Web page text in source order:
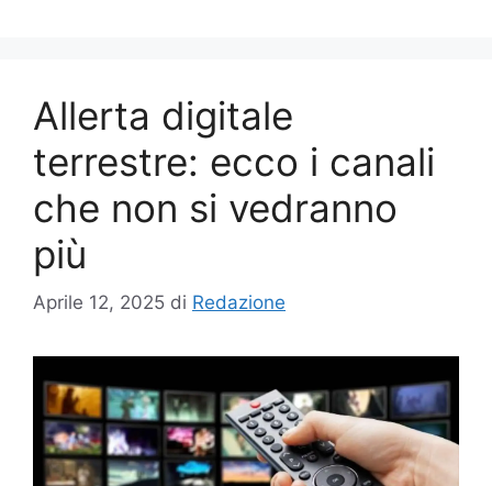
Allerta digitale
terrestre: ecco i canali
che non si vedranno
più
Aprile 12, 2025 di Redazione